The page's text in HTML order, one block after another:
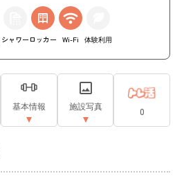
シャワー ロッカー Wi-Fi 体験利用
基本情報 施設写真 0